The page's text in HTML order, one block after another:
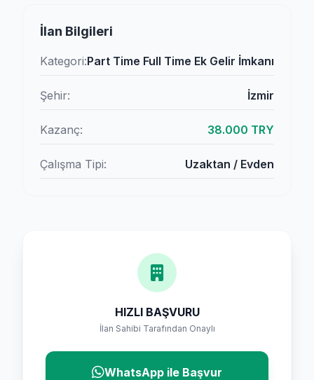
İlan Bilgileri
Kategori:Part Time Full Time Ek Gelir İmkanı
Şehir: İzmir
Kazanç: 38.000 TRY
Çalışma Tipi: Uzaktan / Evden
HIZLI BAŞVURU
İlan Sahibi Tarafından Onaylı
WhatsApp ile Başvur